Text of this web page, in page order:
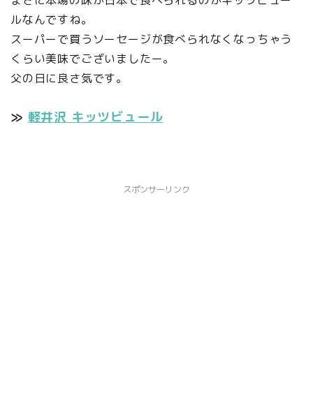
ルなんですね。
スーパーで買うソーセージが食べられなくなっちゃう
くらい美味でございましたー。
父の日に良さ気です。
≫ 軽井沢 キッツビュール
スポンサーリンク